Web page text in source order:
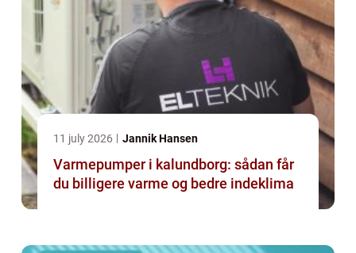
11 july 2026 Jannik Hansen
Varmepumper i kalundborg: sådan får
du billigere varme og bedre indeklima